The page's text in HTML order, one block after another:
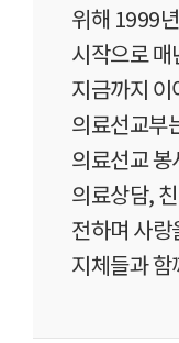
위해 1999
시작으로
지금까지
의료선교부
의료선교
의료상담,
전하며 사
지체들과